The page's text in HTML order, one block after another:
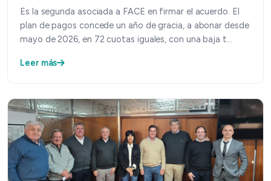
Es la segunda asociada a FACE en firmar el acuerdo. El
plan de pagos concede un año de gracia, a abonar desde
mayo de 2026, en 72 cuotas iguales, con una baja t…
Leer más